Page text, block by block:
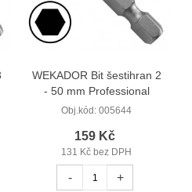
WEKADOR Bit šestihran 2
- 50 mm Professional
Obj.kód: 005644
159 Kč
131 Kč bez DPH
- +